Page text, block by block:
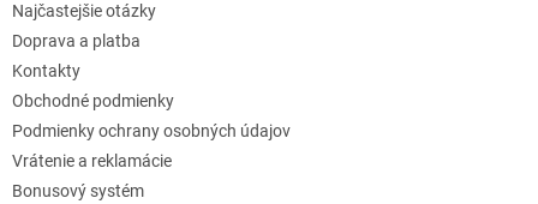
Najčastejšie otázky
Doprava a platba
Kontakty
Obchodné podmienky
Podmienky ochrany osobných údajov
Vrátenie a reklamácie
Bonusový systém